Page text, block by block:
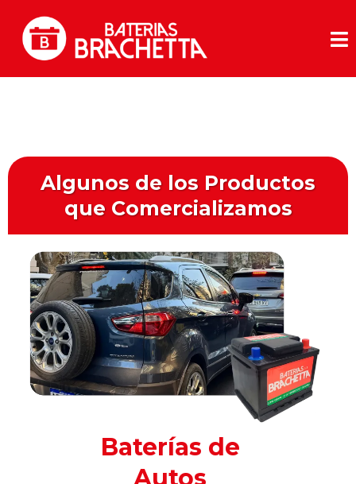
Algunos de los Productos
que Comercializamos
Baterías de
Autos